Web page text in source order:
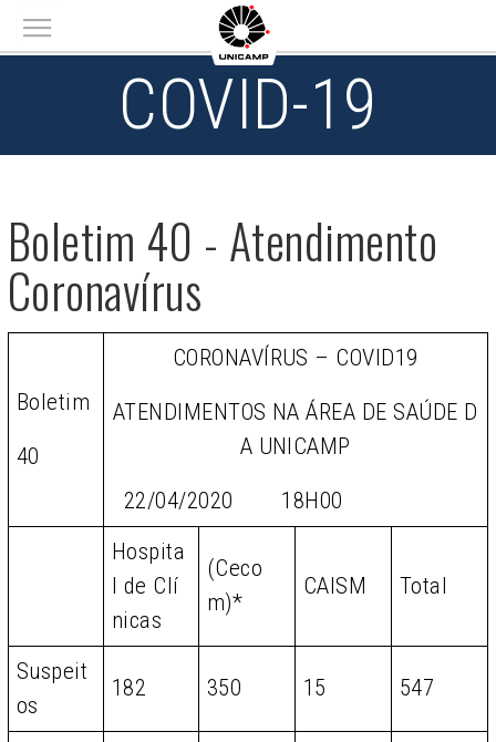
Main menu
COVID-19
Boletim 40 - Atendimento
Coronavírus
Boletim
40
CORONAVÍRUS – COVID19
ATENDIMENTOS NA ÁREA DE SAÚDE D
A UNICAMP
22/04/2020 18H00
Hospita
l de Clí
nicas
(Ceco
m)*
CAISM Total
Suspeit
os
182 350 15 547